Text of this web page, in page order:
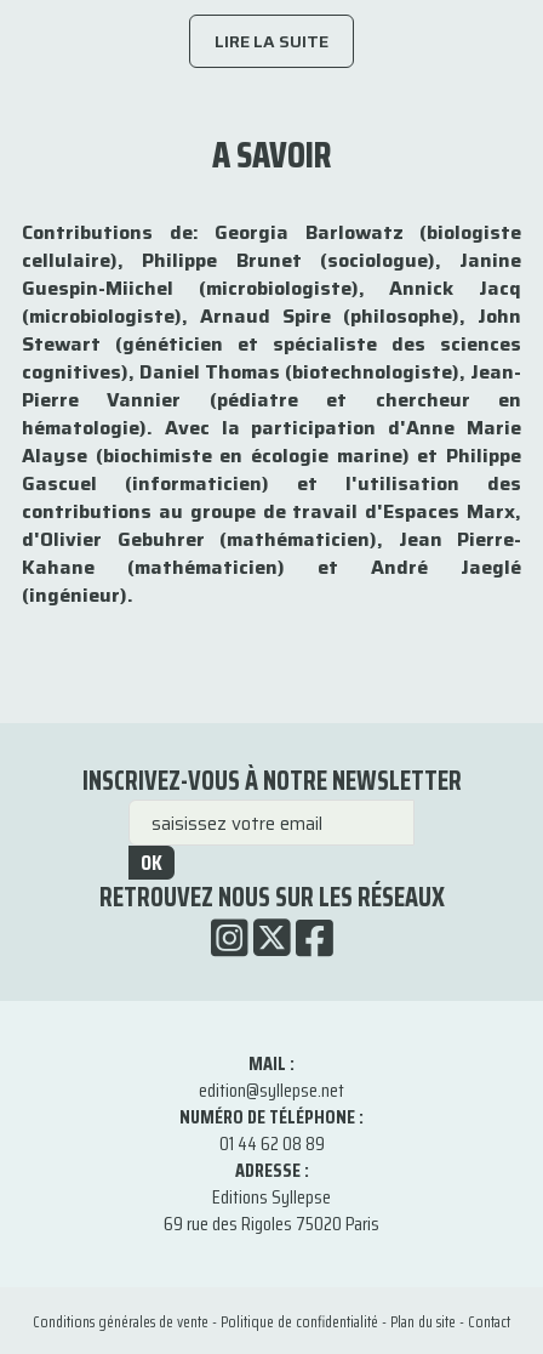
LIRE LA SUITE
A SAVOIR
Contributions de: Georgia Barlowatz (biologiste
cellulaire), Philippe Brunet (sociologue), Janine
Guespin-Miichel (microbiologiste), Annick Jacq
(microbiologiste), Arnaud Spire (philosophe), John
Stewart (généticien et spécialiste des sciences
cognitives), Daniel Thomas (biotechnologiste), Jean-
Pierre Vannier (pédiatre et chercheur en
hématologie). Avec la participation d'Anne Marie
Alayse (biochimiste en écologie marine) et Philippe
Gascuel (informaticien) et l'utilisation des
contributions au groupe de travail d'Espaces Marx,
d'Olivier Gebuhrer (mathématicien), Jean Pierre-
Kahane (mathématicien) et André Jaeglé
(ingénieur).
INSCRIVEZ-VOUS À NOTRE NEWSLETTER
OK
RETROUVEZ NOUS SUR LES RÉSEAUX
MAIL :
edition@syllepse.net
NUMÉRO DE TÉLÉPHONE :
01 44 62 08 89
ADRESSE :
Editions Syllepse
69 rue des Rigoles 75020 Paris
Conditions générales de vente-Politique de confidentialité-Plan du site-Contact